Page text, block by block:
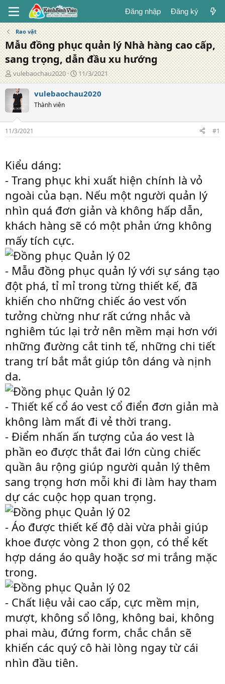
Đăng nhập Đăng ký
Rao vặt
Mẫu đồng phục quản lý Nhà hàng cao cấp,
sang trọng, dẫn đầu xu hướng
T
á
c
g
i
ả
vulebaochau2020
N
g
à
g
11/3/2021
vulebaochau2020
Thành viên
11/3/2021 #1
Kiểu dáng:
- Trang phục khi xuất hiện chính là vỏ
ngoài của bạn. Nếu một người quản lý
nhìn quá đơn giản và không hấp dẫn,
khách hàng sẽ có một phản ứng không
mấy tích cực.
- Mẫu đồng phục quản lý với sự sáng tạo
đột phá, tỉ mỉ trong từng thiết kế, đã
khiến cho những chiếc áo vest vốn
tưởng chừng như rất cứng nhắc và
nghiêm túc lại trở nên mềm mại hơn với
những đường cắt tinh tế, những chi tiết
trang trí bắt mắt giúp tôn dáng và nịnh
da.
- Thiết kế cổ áo vest cổ điển đơn giản mà
không làm mất đi vẻ thời trang.
- Điểm nhấn ấn tượng của áo vest là
phần eo được thắt đai lớn cùng chiếc
quần âu rộng giúp người quản lý thêm
sang trọng hơn mỗi khi đi làm hay tham
dự các cuộc họp quan trọng.
- Áo được thiết kế độ dài vừa phải giúp
khoe được vòng 2 thon gọn, có thể kết
hợp dáng áo quây hoặc sơ mi trắng mặc
trong.
- Chất liệu vải cao cấp, cực mềm mịn,
mượt, không sổ lông, không bai, không
phai màu, đứng form, chắc chắn sẽ
khiến các quý cô hài lòng ngay từ cái
nhìn đầu tiên.